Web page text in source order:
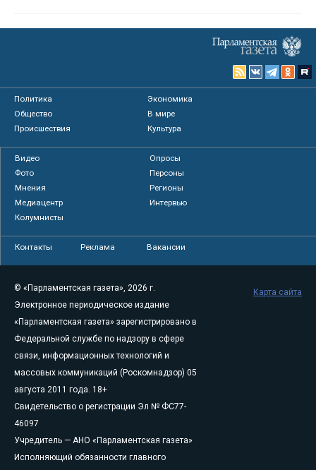
Политика
Экономика
Общество
В мире
Происшествия
Культура
Видео
Опросы
Фото
Персоны
Мнения
Регионы
Медиацентр
Интервью
Колумнисты
Контакты Реклама Вакансии
© «Парламентская газета», 2026 г.
Электронное периодическое издание
«Парламентская газета» зарегистрировано в
Федеральной службе по надзору в сфере
связи, информационных технологий и
массовых коммуникаций (Роскомнадзор) 05
августа 2011 года. 18+
Свидетельство о регистрации Эл № ФС77-
46097
Учредитель — АНО «Парламентская газета»
Исполняющий обязанности главного
Карта сайта